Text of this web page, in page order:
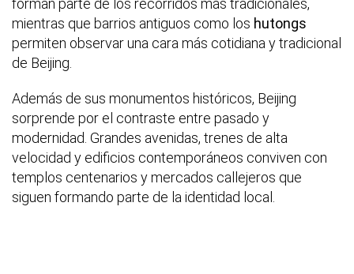
forman parte de los recorridos más tradicionales,
mientras que barrios antiguos como los hutongs
permiten observar una cara más cotidiana y tradicional
de Beijing.
Además de sus monumentos históricos, Beijing
sorprende por el contraste entre pasado y
modernidad. Grandes avenidas, trenes de alta
velocidad y edificios contemporáneos conviven con
templos centenarios y mercados callejeros que
siguen formando parte de la identidad local.